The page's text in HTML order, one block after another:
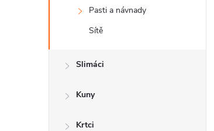
Pasti a návnady
Sítě
Slimáci
Kuny
Krtci